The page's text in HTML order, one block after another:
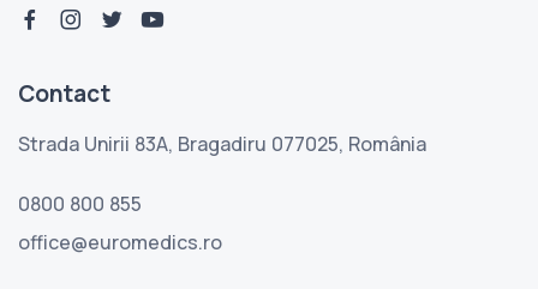
facebook-f
instagram
twitteryoutube
Contact
Strada Unirii 83A, Bragadiru 077025, România
0800 800 855
office@euromedics.ro